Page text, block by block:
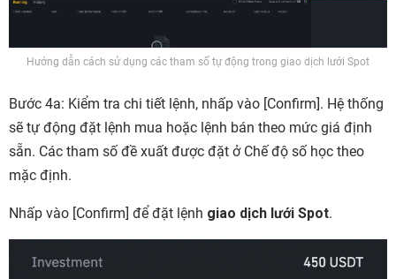
Hướng dẫn cách sử dụng các tham số tự động trong giao dịch lưới Spot
Bước 4a: Kiểm tra chi tiết lệnh, nhấp vào [Confirm]. Hệ thống
sẽ tự động đặt lệnh mua hoặc lệnh bán theo mức giá định
sẵn. Các tham số đề xuất được đặt ở Chế độ số học theo
mặc định.
Nhấp vào [Confirm] để đặt lệnh giao dịch lưới Spot.